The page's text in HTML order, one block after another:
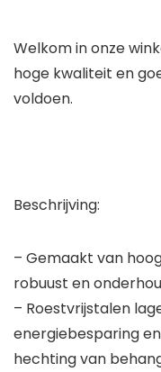
Welkom in onze
hoge kwaliteit en
voldoen.
Beschrijving:
– Gemaakt van
robuust en
– Roestvrijstalen
energiebesparing
hechting van